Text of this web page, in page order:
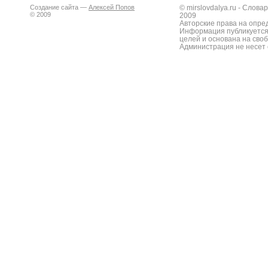
Создание сайта — Алексей Попов
© 2009
© mirslovdalya.ru -
2009
Авторские права на
Информация
целей и основана на
Администрация не несет